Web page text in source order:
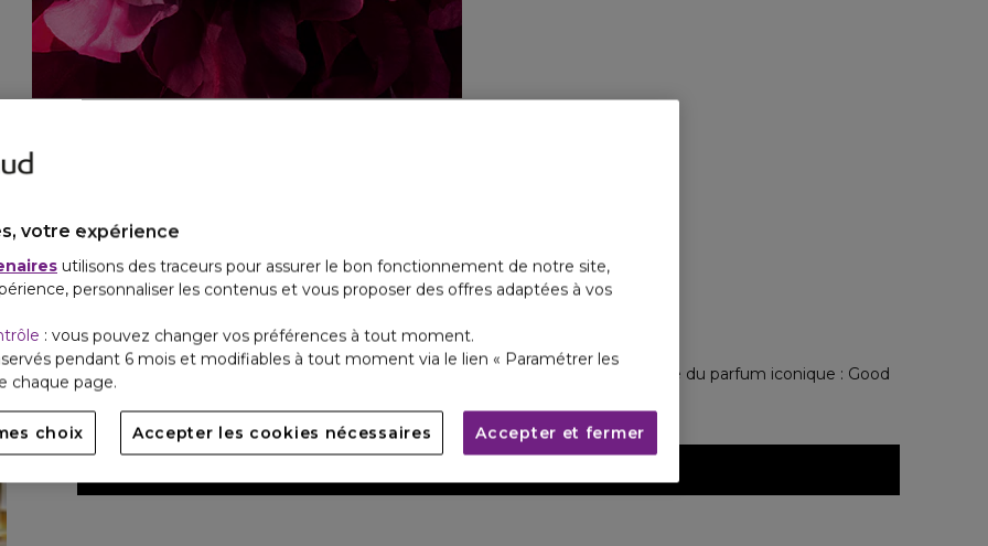
Incontournable
GOOD GIRL JASMINE
Laissez vous tenter par une nouvelle version plus audacieuse et ultra-sensuelle du parfum iconique : Good
Girl Jasmine Absolute.
votre expérience
utilisons des traceurs pour assurer le bon fonctionnement de notre site,
personnaliser les contenus et vous proposer des offres adaptées à vos
: vous pouvez changer vos préférences à tout moment.
pendant 6 mois et modifiables à tout moment via le lien « Paramétrer les
chaque page.
choix Accepter les cookies nécessaires Accepter et fermer